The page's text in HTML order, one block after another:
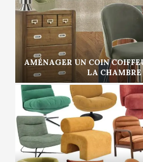
AMÉNAGER UN COIN
LA CHAMBRE